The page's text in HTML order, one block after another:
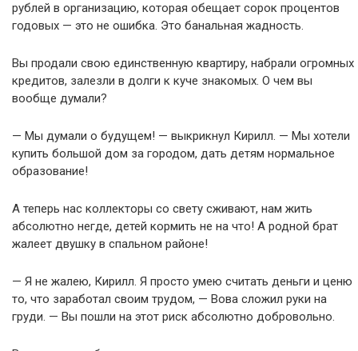
рублей в организацию, которая обещает сорок процентов
годовых — это не ошибка. Это банальная жадность.
Вы продали свою единственную квартиру, набрали огромных
кредитов, залезли в долги к куче знакомых. О чем вы
вообще думали?
— Мы думали о будущем! — выкрикнул Кирилл. — Мы хотели
купить большой дом за городом, дать детям нормальное
образование!
А теперь нас коллекторы со свету сживают, нам жить
абсолютно негде, детей кормить не на что! А родной брат
жалеет двушку в спальном районе!
— Я не жалею, Кирилл. Я просто умею считать деньги и ценю
то, что заработал своим трудом, — Вова сложил руки на
груди. — Вы пошли на этот риск абсолютно добровольно.